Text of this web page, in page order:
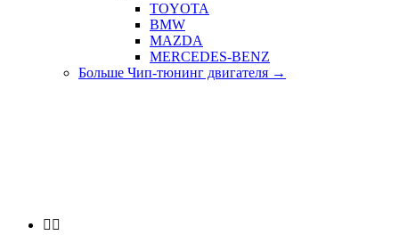
TOYOTA
BMW
MAZDA
MERCEDES-BENZ
Больше Чип-тюнинг двигателя →
 